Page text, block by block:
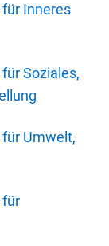
Inneres
Soziales,
Umwelt,
für